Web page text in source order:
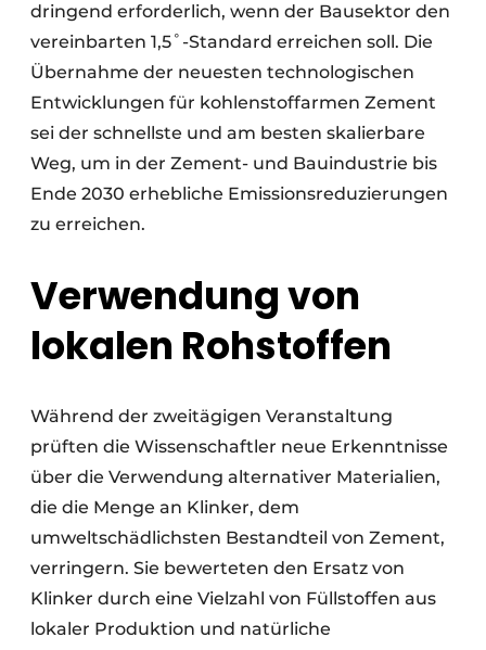
dringend erforderlich, wenn der Bausektor den
vereinbarten 1,5˚-Standard erreichen soll. Die
Übernahme der neuesten technologischen
Entwicklungen für kohlenstoffarmen Zement
sei der schnellste und am besten skalierbare
Weg, um in der Zement- und Bauindustrie bis
Ende 2030 erhebliche Emissionsreduzierungen
zu erreichen.
Verwendung von
lokalen Rohstoffen
Während der zweitägigen Veranstaltung
prüften die Wissenschaftler neue Erkenntnisse
über die Verwendung alternativer Materialien,
die die Menge an Klinker, dem
umweltschädlichsten Bestandteil von Zement,
verringern. Sie bewerteten den Ersatz von
Klinker durch eine Vielzahl von Füllstoffen aus
lokaler Produktion und natürliche